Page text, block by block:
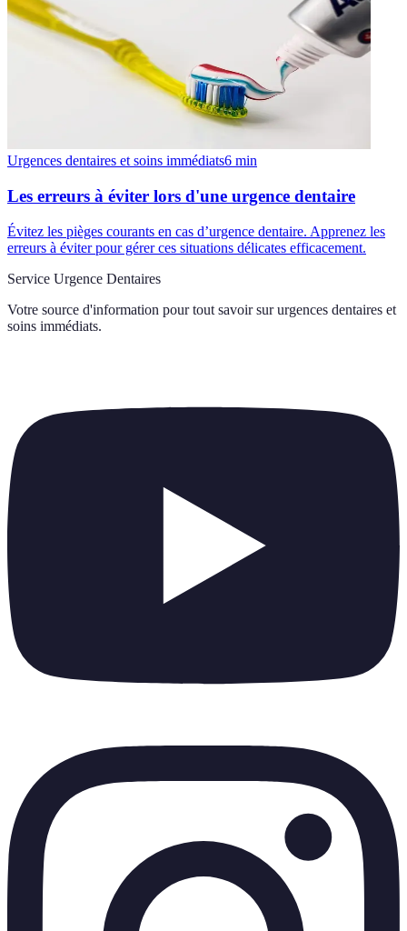
Urgences dentaires et soins immédiats6 min
Les erreurs à éviter lors d'une urgence dentaire
Évitez les pièges courants en cas d’urgence dentaire. Apprenez les
erreurs à éviter pour gérer ces situations délicates efficacement.
Service Urgence Dentaires
Votre source d'information pour tout savoir sur urgences dentaires et
soins immédiats.